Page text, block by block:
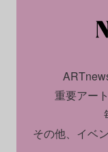
重要アー
その他、イベ